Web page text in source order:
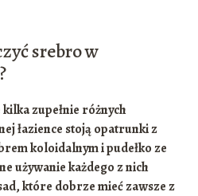
srebro w
kilka zupełnie różnych
łazience stoją opatrunki z
koloidalnymi pudełko ze
używanie każdego z nich
które dobrze mieć zawsze z